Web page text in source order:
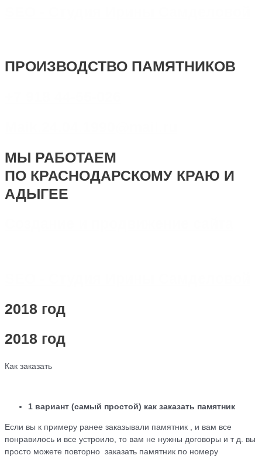
ПРОИЗВОДСТВО ПАМЯТНИКОВ
МЫ РАБОТАЕМ
ПО КРАСНОДАРСКОМУ КРАЮ И
АДЫГЕЕ
2018 год
2018 год
Как заказать
1 вариант (самый простой) как заказать памятник
Если вы к примеру ранее заказывали памятник , и вам все
понравилось и все устроило, то вам не нужны договоры и т д. вы
просто можете повторно заказать памятник по номеру